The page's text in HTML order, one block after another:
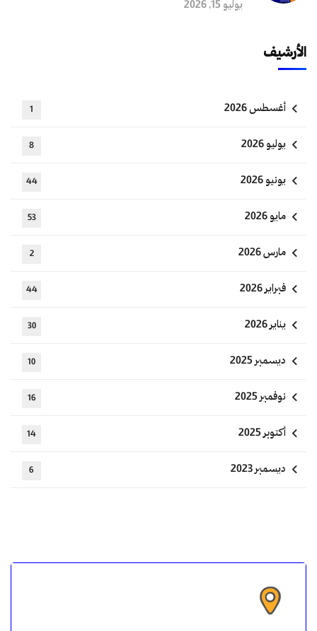
يوليو 15, 2026
الأرشيف
أغسطس 2026 1
يوليو 2026 8
يونيو 2026 44
مايو 2026 53
مارس 2026 2
فبراير 2026 44
يناير 2026 30
ديسمبر 2025 10
نوفمبر 2025 16
أكتوبر 2025 14
ديسمبر 2023 6